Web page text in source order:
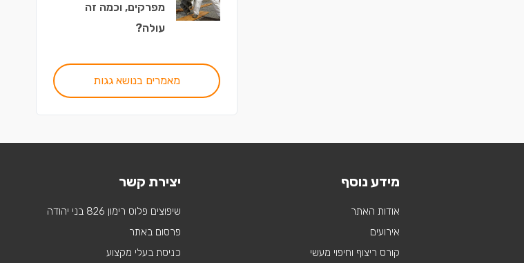
מפרקים, וכמה זה
עולה?
מאמרים בנושא גגות
מידע נוסף
אודות האתר
אירועים
קורס ריצוף וחיפוי מעשי
יצירת קשר
שיפוצים פלוס רימון 826 בני יהודה
פרסום באתר
כניסת בעלי מקצוע